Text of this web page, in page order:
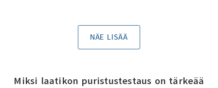
NÄE LISÄÄ
Miksi laatikon puristustestaus on tärkeää